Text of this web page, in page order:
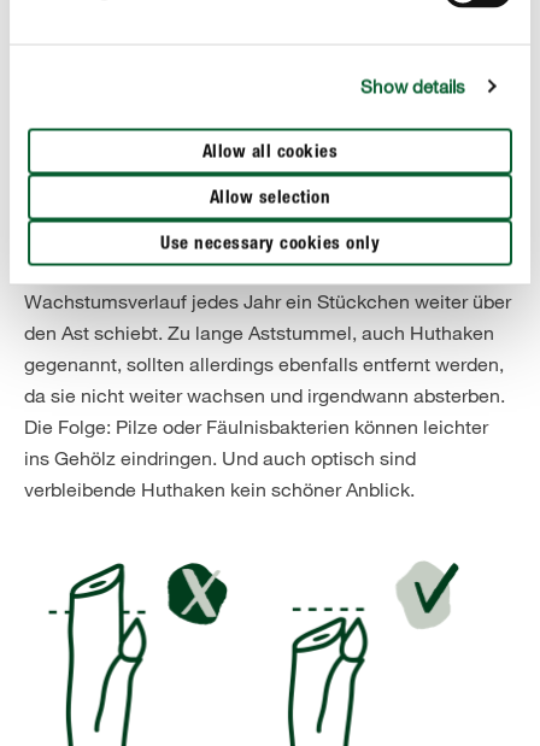
Show details
Allow all cookies
Allow selection
Use necessary cookies only
Die Äste absägen
Setzen Sie nun zum Schnitt an, sollten Sie die
Verdickung am Astansatz unbedingt stehenlassen. Denn
genau diese bewirkt das anschließende Zuwachsen der
Wunde, weil sich der Stamm in seinem
Wachstumsverlauf jedes Jahr ein Stückchen weiter über
den Ast schiebt. Zu lange Aststummel, auch Huthaken
gegenannt, sollten allerdings ebenfalls entfernt werden,
da sie nicht weiter wachsen und irgendwann absterben.
Die Folge: Pilze oder Fäulnisbakterien können leichter
ins Gehölz eindringen. Und auch optisch sind
verbleibende Huthaken kein schöner Anblick.